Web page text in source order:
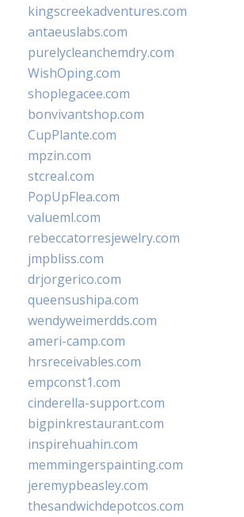
kingscreekadventures.com
antaeuslabs.com
purelycleanchemdry.com
WishOping.com
shoplegacee.com
bonvivantshop.com
CupPlante.com
mpzin.com
stcreal.com
PopUpFlea.com
valueml.com
rebeccatorresjewelry.com
jmpbliss.com
drjorgerico.com
queensushipa.com
wendyweimerdds.com
ameri-camp.com
hrsreceivables.com
empconst1.com
cinderella-support.com
bigpinkrestaurant.com
inspirehuahin.com
memmingerspainting.com
jeremypbeasley.com
thesandwichdepotcos.com